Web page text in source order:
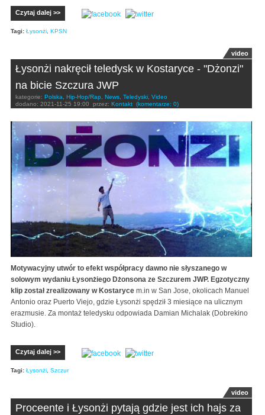
Czytaj dalej >>
Tagi: Łysonżi KPSN
video
Łysonżi nakręcił teledysk w Kostaryce - "Dżonzi"
na bicie Szczura JWP
kategorie: Polska Hip-Hop/Rap News Teledyski Video
dodano: 2021-11-25 19:00 przez: Kontakt (komentarze: 0)
Motywacyjny utwór to efekt współpracy dawno nie słyszanego w
solowym wydaniu Łysonżiego Dżonsona ze Szczurem JWP. Egzotyczny
klip został zrealizowany w Kostaryce m.in w San Jose, okolicach Manuel
Antonio oraz Puerto Viejo, gdzie Łysonżi spędził 3 miesiące na ulicznym
erazmusie. Za montaż teledysku odpowiada Damian Michalak (Dobrekino
Studio).
Czytaj dalej >>
Tagi: Łysonżi, Szczur
video
Proceente i Łysonżi pytają gdzie jest ich hajs za